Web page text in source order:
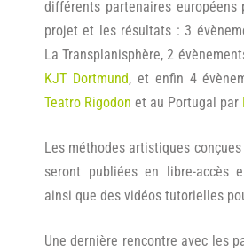
différents partenaires européens
projet et les résultats : 3
La Transplanisphère, 2
KJT Dortmund, et enfin 4
Teatro Rigodon et au Portugal par
Les méthodes artistiques
seront publiées en libre-accès
ainsi que des vidéos tutorielles
Une dernière rencontre avec les